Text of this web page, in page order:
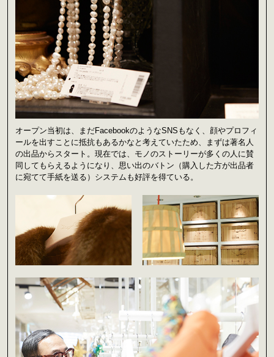
オープン当初は、まだFacebookのようなSNSもなく、顔やプロフィ
ールを出すことに抵抗もあるかなと考えていたため、まずは著名人
の出品からスタート。現在では、モノのストーリーが多くの人に賛
同してもらえるようになり、思い出のバトン（購入した方が出品者
に宛てて手紙を送る）システムも好評を得ている。